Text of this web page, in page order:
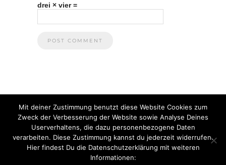
drei × vier =
Mit deiner Zustimmung benutzt diese Website Cookies zum
Zweck der Verbesserung der Website sowie Analyse Deines
Userverhaltens, die dazu personenbezogene Daten
verarbeiten. Diese Zustimmung kannst du jederzeit widerrufen.
Hier findest Du die Datenschutzerklärung mit weiteren
Informationen: